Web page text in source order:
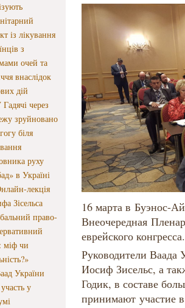
із лікування
з
очей та
внаслідок
дій
через
зруйновано
біля
руху
в Україні
лекція
Зісельса
право-
міф чи
України
у
16 марта в Буэнос-
Внеочередная
еврейского конгресса.
Руководители
Иосиф Зисельс, а
Годик, в составе
принимают участие